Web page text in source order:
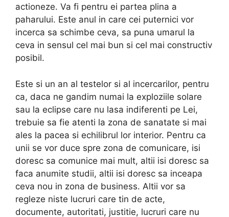
actioneze. Va fi pentru ei partea plina a
paharului. Este anul in care cei puternici vor
incerca sa schimbe ceva, sa puna umarul la
ceva in sensul cel mai bun si cel mai constructiv
posibil.
Este si un an al testelor si al incercarilor, pentru
ca, daca ne gandim numai la exploziile solare
sau la eclipse care nu lasa indiferenti pe Lei,
trebuie sa fie atenti la zona de sanatate si mai
ales la pacea si echilibrul lor interior. Pentru ca
unii se vor duce spre zona de comunicare, isi
doresc sa comunice mai mult, altii isi doresc sa
faca anumite studii, altii isi doresc sa inceapa
ceva nou in zona de business. Altii vor sa
regleze niste lucruri care tin de acte,
documente, autoritati, justitie, lucruri care nu